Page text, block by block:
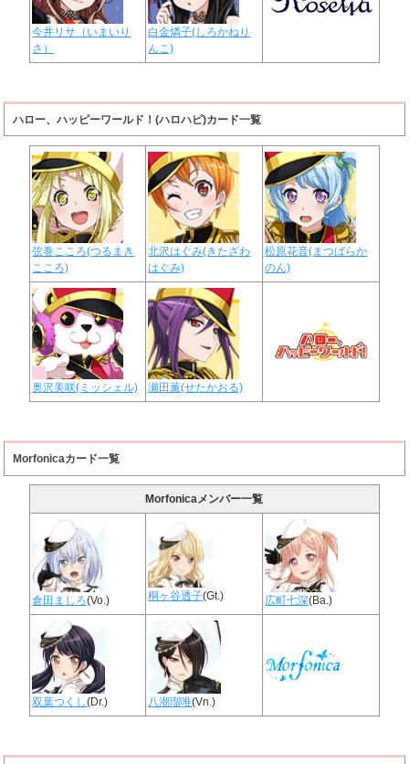
今井リサ（いまいり
さ）
白金燐子(しろかねり
んこ)
ハロー、ハッピーワールド！(ハロハピ)カード一覧
弦巻こころ(つるまき
こころ)
北沢はぐみ(きたざわ
はぐみ)
松原花音(まつばらか
のん)
奥沢美咲(ミッシェル) 瀬田薫(せたかおる)
Morfonicaカード一覧
Morfonicaメンバー一覧
倉田ましろ(Vo.) 桐ヶ谷透子(Gt.) 広町七深(Ba.)
双葉つくし(Dr.) 八潮瑠唯(Vn.)